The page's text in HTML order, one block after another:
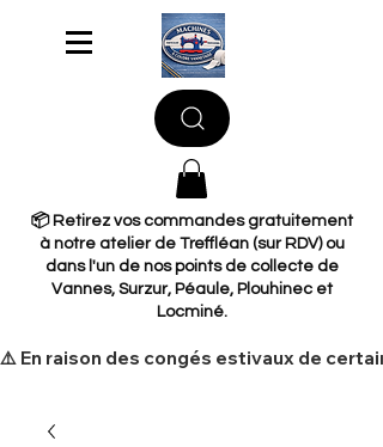
📦 Retirez vos commandes gratuitement
à notre atelier de Treffléan (sur RDV) ou
dans l'un de nos points de collecte de
Vannes, Surzur, Péaule, Plouhinec et
Locminé.
​⚠️ En raison des congés estivaux de